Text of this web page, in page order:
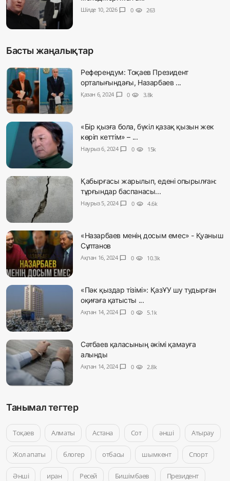
Шілде 10, 2026 chat_bubble 0 visibility 263
Басты жаңалықтар
Референдум: Тоқаев Президент
орталығындағы, Назарбаев ...
Қазан 6, 2024 chat_bubble 0 visibility 3.8k
«Бір қызға бола, бүкіл қазақ қызын жек
көріп кеттім» – ...
Наурыз 6, 2024 chat_bubble 0 visibility 15k
Қабырғасы жарылып, едені опырылған:
тұрғындар баспанасы...
Наурыз 5, 2024 chat_bubble 0 visibility 4.6k
«Назарбаев менің досым емес» - Қуаныш
Сұлтанов
Ақпан 16, 2024 chat_bubble 0 visibility 10.3k
«Пәк қыздар тізімі»: ҚазҰУ шу тудырған
оқиғаға қатысты ...
Ақпан 14, 2024 chat_bubble 0 visibility 5.1k
Сәтбаев қаласының әкімі қамауға
алынды
Ақпан 14, 2024 chat_bubble 0 visibility 2.8k
Танымал тегтер
Тоқаев Алматы Астана Сот әнші Атырау
Жол апаты блогер отбасы шымкент Спорт
Әнші иран Ресей Бишімбаев Президент